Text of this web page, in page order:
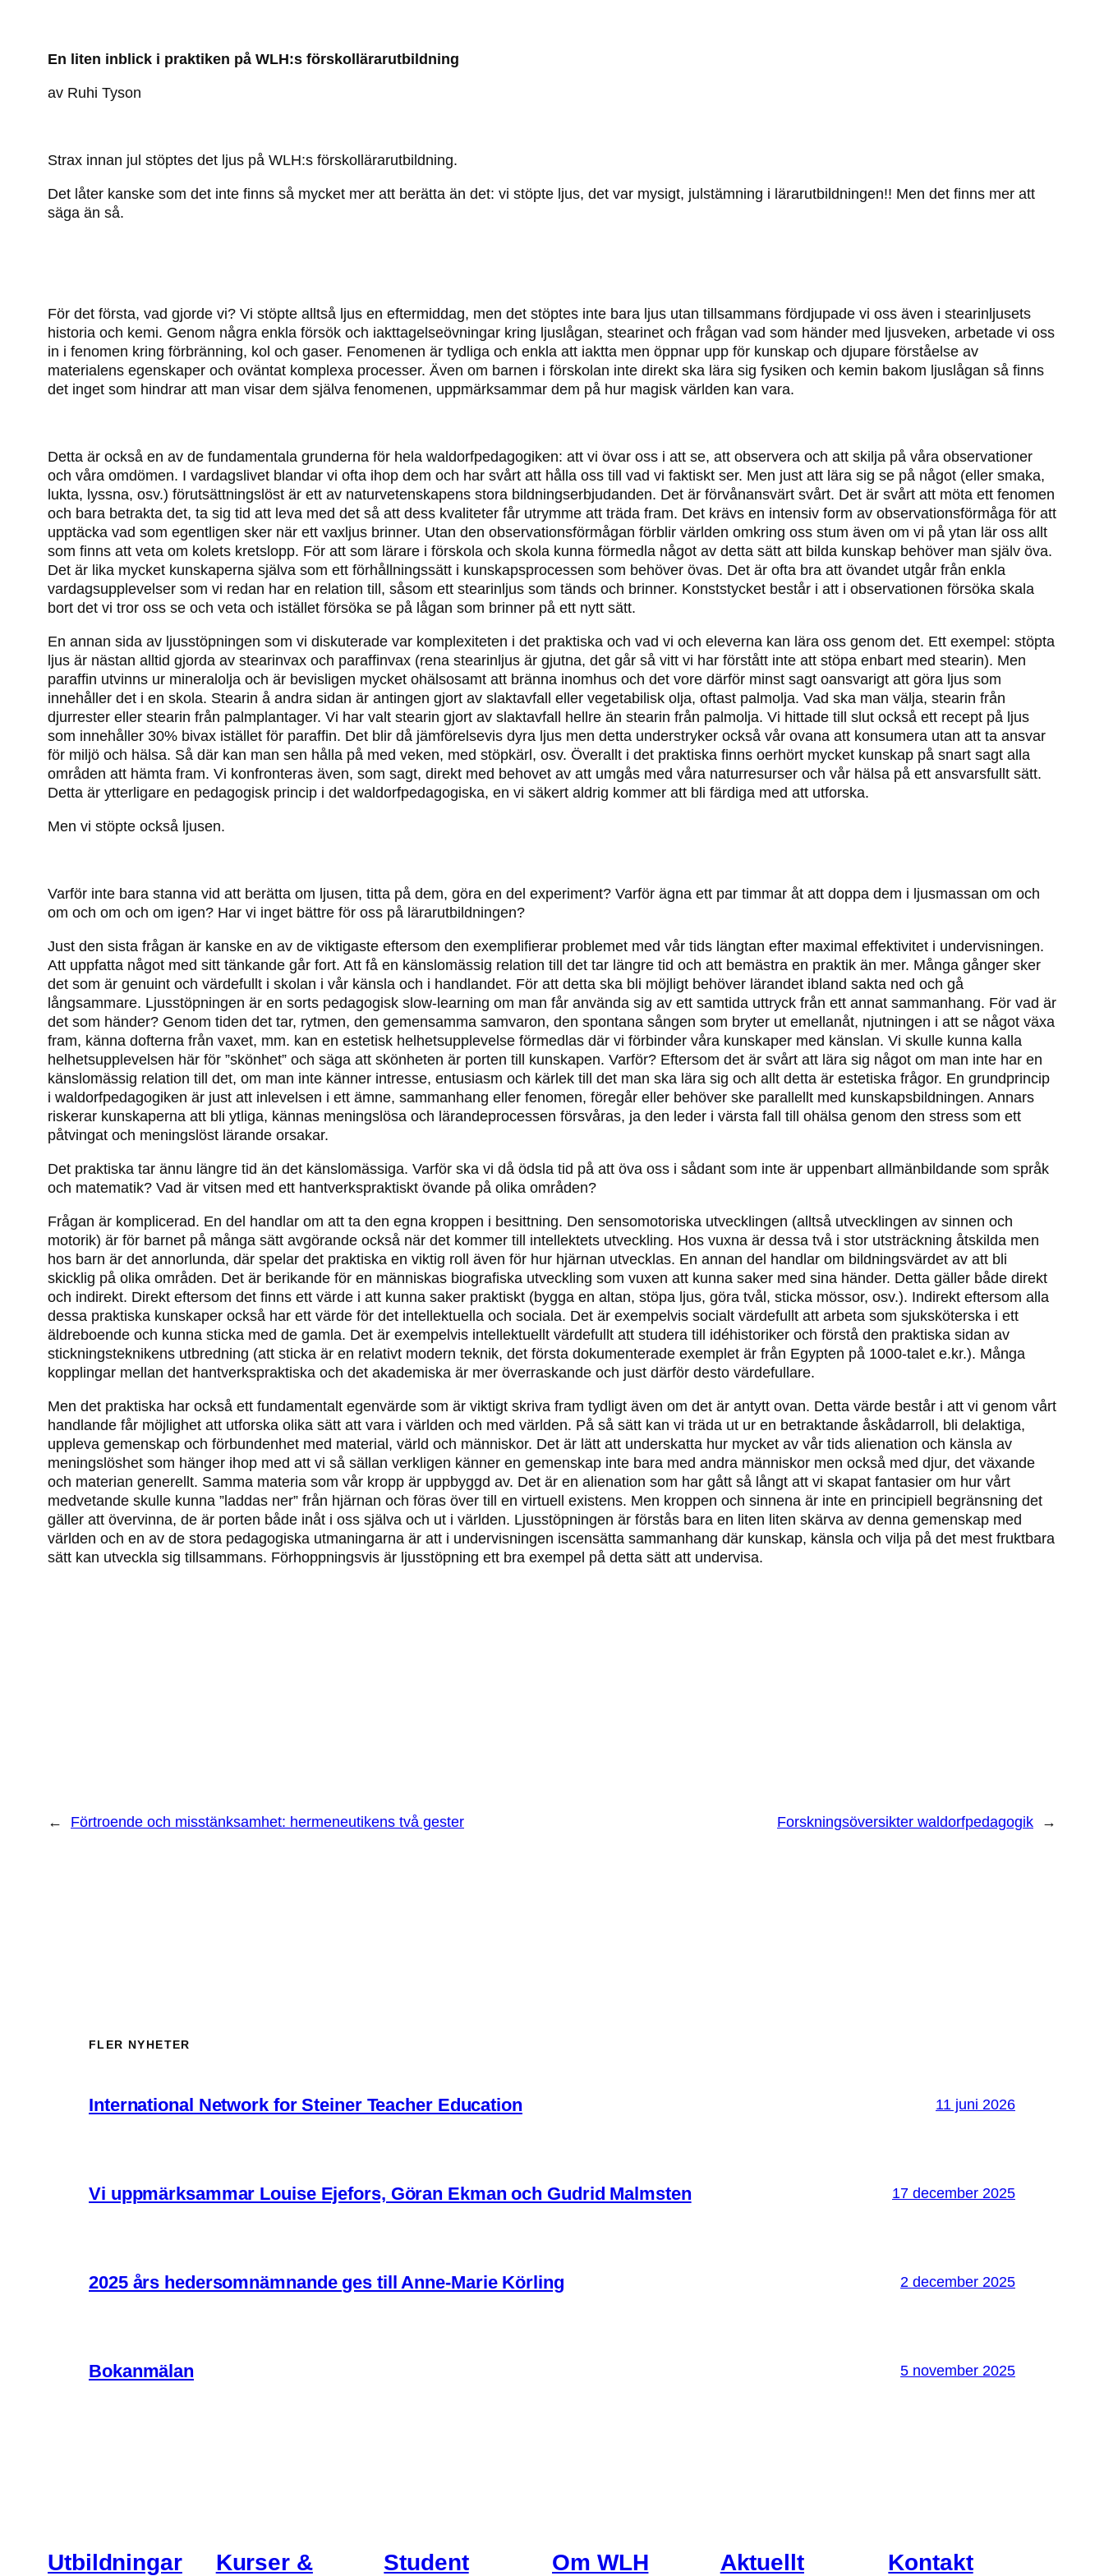
En liten inblick i praktiken på WLH:s förskollärarutbildning
av Ruhi Tyson
Strax innan jul stöptes det ljus på WLH:s förskollärarutbildning.
Det låter kanske som det inte finns så mycket mer att berätta än det: vi stöpte ljus, det var mysigt, julstämning i lärarutbildningen!! Men det finns mer att
säga än så.
För det första, vad gjorde vi? Vi stöpte alltså ljus en eftermiddag, men det stöptes inte bara ljus utan tillsammans fördjupade vi oss även i stearinljusets
historia och kemi. Genom några enkla försök och iakttagelseövningar kring ljuslågan, stearinet och frågan vad som händer med ljusveken, arbetade vi oss
in i fenomen kring förbränning, kol och gaser. Fenomenen är tydliga och enkla att iaktta men öppnar upp för kunskap och djupare förståelse av
materialens egenskaper och oväntat komplexa processer. Även om barnen i förskolan inte direkt ska lära sig fysiken och kemin bakom ljuslågan så finns
det inget som hindrar att man visar dem själva fenomenen, uppmärksammar dem på hur magisk världen kan vara.
Detta är också en av de fundamentala grunderna för hela waldorfpedagogiken: att vi övar oss i att se, att observera och att skilja på våra observationer
och våra omdömen. I vardagslivet blandar vi ofta ihop dem och har svårt att hålla oss till vad vi faktiskt ser. Men just att lära sig se på något (eller smaka,
lukta, lyssna, osv.) förutsättningslöst är ett av naturvetenskapens stora bildningserbjudanden. Det är förvånansvärt svårt. Det är svårt att möta ett fenomen
och bara betrakta det, ta sig tid att leva med det så att dess kvaliteter får utrymme att träda fram. Det krävs en intensiv form av observationsförmåga för att
upptäcka vad som egentligen sker när ett vaxljus brinner. Utan den observationsförmågan förblir världen omkring oss stum även om vi på ytan lär oss allt
som finns att veta om kolets kretslopp. För att som lärare i förskola och skola kunna förmedla något av detta sätt att bilda kunskap behöver man själv öva.
Det är lika mycket kunskaperna själva som ett förhållningssätt i kunskapsprocessen som behöver övas. Det är ofta bra att övandet utgår från enkla
vardagsupplevelser som vi redan har en relation till, såsom ett stearinljus som tänds och brinner. Konststycket består i att i observationen försöka skala
bort det vi tror oss se och veta och istället försöka se på lågan som brinner på ett nytt sätt.
En annan sida av ljusstöpningen som vi diskuterade var komplexiteten i det praktiska och vad vi och eleverna kan lära oss genom det. Ett exempel: stöpta
ljus är nästan alltid gjorda av stearinvax och paraffinvax (rena stearinljus är gjutna, det går så vitt vi har förstått inte att stöpa enbart med stearin). Men
paraffin utvinns ur mineralolja och är bevisligen mycket ohälsosamt att bränna inomhus och det vore därför minst sagt oansvarigt att göra ljus som
innehåller det i en skola. Stearin å andra sidan är antingen gjort av slaktavfall eller vegetabilisk olja, oftast palmolja. Vad ska man välja, stearin från
djurrester eller stearin från palmplantager. Vi har valt stearin gjort av slaktavfall hellre än stearin från palmolja. Vi hittade till slut också ett recept på ljus
som innehåller 30% bivax istället för paraffin. Det blir då jämförelsevis dyra ljus men detta understryker också vår ovana att konsumera utan att ta ansvar
för miljö och hälsa. Så där kan man sen hålla på med veken, med stöpkärl, osv. Överallt i det praktiska finns oerhört mycket kunskap på snart sagt alla
områden att hämta fram. Vi konfronteras även, som sagt, direkt med behovet av att umgås med våra naturresurser och vår hälsa på ett ansvarsfullt sätt.
Detta är ytterligare en pedagogisk princip i det waldorfpedagogiska, en vi säkert aldrig kommer att bli färdiga med att utforska.
Men vi stöpte också ljusen.
Varför inte bara stanna vid att berätta om ljusen, titta på dem, göra en del experiment? Varför ägna ett par timmar åt att doppa dem i ljusmassan om och
om och om och om igen? Har vi inget bättre för oss på lärarutbildningen?
Just den sista frågan är kanske en av de viktigaste eftersom den exemplifierar problemet med vår tids längtan efter maximal effektivitet i undervisningen.
Att uppfatta något med sitt tänkande går fort. Att få en känslomässig relation till det tar längre tid och att bemästra en praktik än mer. Många gånger sker
det som är genuint och värdefullt i skolan i vår känsla och i handlandet. För att detta ska bli möjligt behöver lärandet ibland sakta ned och gå
långsammare. Ljusstöpningen är en sorts pedagogisk slow-learning om man får använda sig av ett samtida uttryck från ett annat sammanhang. För vad är
det som händer? Genom tiden det tar, rytmen, den gemensamma samvaron, den spontana sången som bryter ut emellanåt, njutningen i att se något växa
fram, känna dofterna från vaxet, mm. kan en estetisk helhetsupplevelse förmedlas där vi förbinder våra kunskaper med känslan. Vi skulle kunna kalla
helhetsupplevelsen här för ”skönhet” och säga att skönheten är porten till kunskapen. Varför? Eftersom det är svårt att lära sig något om man inte har en
känslomässig relation till det, om man inte känner intresse, entusiasm och kärlek till det man ska lära sig och allt detta är estetiska frågor. En grundprincip
i waldorfpedagogiken är just att inlevelsen i ett ämne, sammanhang eller fenomen, föregår eller behöver ske parallellt med kunskapsbildningen. Annars
riskerar kunskaperna att bli ytliga, kännas meningslösa och lärandeprocessen försvåras, ja den leder i värsta fall till ohälsa genom den stress som ett
påtvingat och meningslöst lärande orsakar.
Det praktiska tar ännu längre tid än det känslomässiga. Varför ska vi då ödsla tid på att öva oss i sådant som inte är uppenbart allmänbildande som språk
och matematik? Vad är vitsen med ett hantverkspraktiskt övande på olika områden?
Frågan är komplicerad. En del handlar om att ta den egna kroppen i besittning. Den sensomotoriska utvecklingen (alltså utvecklingen av sinnen och
motorik) är för barnet på många sätt avgörande också när det kommer till intellektets utveckling. Hos vuxna är dessa två i stor utsträckning åtskilda men
hos barn är det annorlunda, där spelar det praktiska en viktig roll även för hur hjärnan utvecklas. En annan del handlar om bildningsvärdet av att bli
skicklig på olika områden. Det är berikande för en människas biografiska utveckling som vuxen att kunna saker med sina händer. Detta gäller både direkt
och indirekt. Direkt eftersom det finns ett värde i att kunna saker praktiskt (bygga en altan, stöpa ljus, göra tvål, sticka mössor, osv.). Indirekt eftersom alla
dessa praktiska kunskaper också har ett värde för det intellektuella och sociala. Det är exempelvis socialt värdefullt att arbeta som sjuksköterska i ett
äldreboende och kunna sticka med de gamla. Det är exempelvis intellektuellt värdefullt att studera till idéhistoriker och förstå den praktiska sidan av
stickningsteknikens utbredning (att sticka är en relativt modern teknik, det första dokumenterade exemplet är från Egypten på 1000-talet e.kr.). Många
kopplingar mellan det hantverkspraktiska och det akademiska är mer överraskande och just därför desto värdefullare.
Men det praktiska har också ett fundamentalt egenvärde som är viktigt skriva fram tydligt även om det är antytt ovan. Detta värde består i att vi genom vårt
handlande får möjlighet att utforska olika sätt att vara i världen och med världen. På så sätt kan vi träda ut ur en betraktande åskådarroll, bli delaktiga,
uppleva gemenskap och förbundenhet med material, värld och människor. Det är lätt att underskatta hur mycket av vår tids alienation och känsla av
meningslöshet som hänger ihop med att vi så sällan verkligen känner en gemenskap inte bara med andra människor men också med djur, det växande
och materian generellt. Samma materia som vår kropp är uppbyggd av. Det är en alienation som har gått så långt att vi skapat fantasier om hur vårt
medvetande skulle kunna ”laddas ner” från hjärnan och föras över till en virtuell existens. Men kroppen och sinnena är inte en principiell begränsning det
gäller att övervinna, de är porten både inåt i oss själva och ut i världen. Ljusstöpningen är förstås bara en liten liten skärva av denna gemenskap med
världen och en av de stora pedagogiska utmaningarna är att i undervisningen iscensätta sammanhang där kunskap, känsla och vilja på det mest fruktbara
sätt kan utveckla sig tillsammans. Förhoppningsvis är ljusstöpning ett bra exempel på detta sätt att undervisa.
← Förtroende och misstänksamhet: hermeneutikens två gester Forskningsöversikter waldorfpedagogik →
FLER NYHETER
International Network for Steiner Teacher Education 11 juni 2026
Vi uppmärksammar Louise Ejefors, Göran Ekman och Gudrid Malmsten 17 december 2025
2025 års hedersomnämnande ges till Anne-Marie Körling 2 december 2025
Bokanmälan 5 november 2025
Utbildningar
Kurser &
Student Om WLH Aktuellt Kontakt